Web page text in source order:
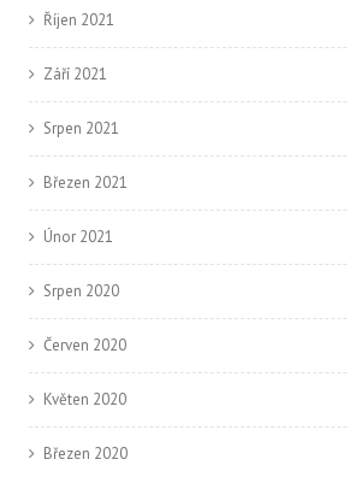
Říjen 2021
Září 2021
Srpen 2021
Březen 2021
Únor 2021
Srpen 2020
Červen 2020
Květen 2020
Březen 2020